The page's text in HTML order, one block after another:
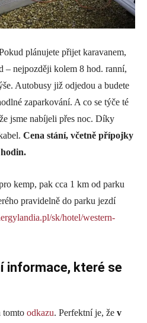
plánujete přijet karavanem,
– nejpozději kolem 8 hod. ranní,
Autobusy již odjedou a budete
zaparkování. A co se týče té
jsme nabíjeli přes noc. Díky
Cena stání, včetně přípojky
kemp, pak cca 1 km od parku
pravidelně do parku jezdí
sk/hotel/western-
informace, které se
tomto odkazu. Perfektní je, že v